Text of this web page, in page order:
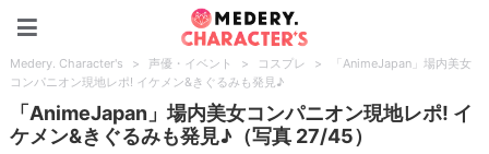
Medery. Character's > 声優・イベント > コスプレ >
「AnimeJapan」場内美女
コンパニオン現地レポ! イケメン&きぐるみも発見♪
「AnimeJapan」場内美女コンパニオン現地レポ! イ
ケメン&きぐるみも発見♪（写真 27/45）